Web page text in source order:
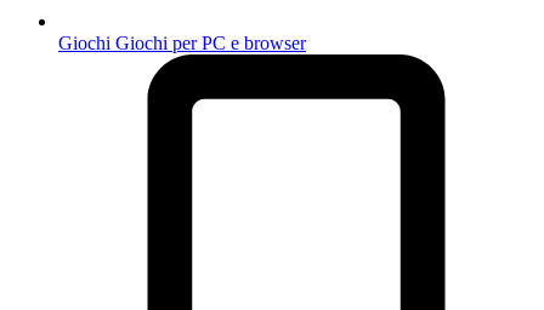
Giochi Giochi per PC e browser